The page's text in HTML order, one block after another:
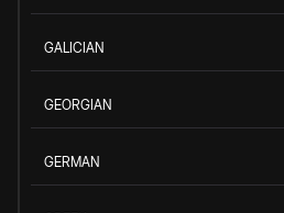
GALICIAN
GEORGIAN
GERMAN